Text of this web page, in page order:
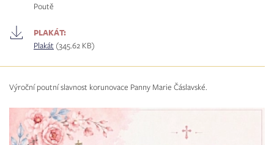
Poutě
PLAKÁT:
Plakát (345.62 KB)
Výroční poutní slavnost korunovace Panny Marie Čáslavské.